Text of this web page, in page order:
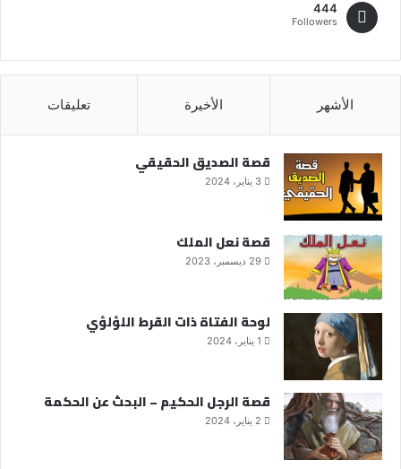
444
Followers
الأشهر الأخيرة تعليقات
قصة الصديق الحقيقي
3 يناير، 2024
قصة نعل الملك
29 ديسمبر، 2023
لوحة الفتاة ذات القرط اللؤلؤي
1 يناير، 2024
قصة الرجل الحكيم – البحث عن الحكمة
2 يناير، 2024